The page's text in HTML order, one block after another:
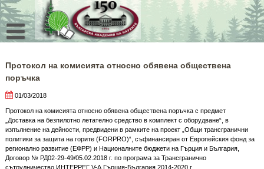
Skip
to
content
Протокол на комисията относно обявена обществена
поръчка
01/03/2018
Протокол на комисията относно обявена обществена поръчка с предмет
„Доставка на безпилотно летателно средство в комплект с оборудване“, в
изпълнение на дейности, предвидени в рамките на проект „Общи трансгранични
политики за защита на горите (FORPRO)“, съфинансиран от Европейския фонд за
регионално развитие (ЕФРР) и Националните бюджети на Гърция и България,
Договор № РД02-29-49/05.02.2018 г. по програма за Трансгранично
сътрудничество ИНТЕРРЕГ V-А Гърция-България 2014-2020 г.